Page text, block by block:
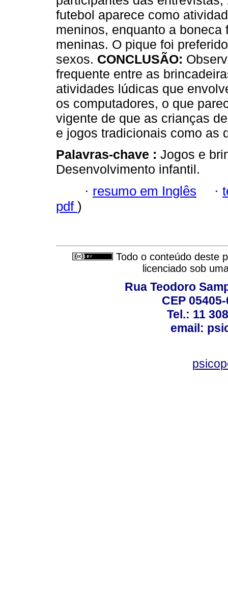
futebol aparece como
meninos, enquanto a
meninas. O pique foi
sexos. CONCLUSÃO:
frequente entre as
atividades lúdicas que
os computadores, o que
vigente de que as crianças
e jogos tradicionais como as
Palavras-chave : Jogos e
Desenvolvimento infantil.
· resumo em Inglês ·
pdf )
Todo o conteúdo deste
licenciado sob
Rua Teodoro
CEP
Tel.: 11
email: